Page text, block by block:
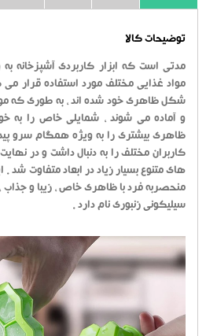
توضیحات کالا
مدتی است که ابزار کاربردی آشپزخانه
مواد غذایی مختلف مورد استفاده قرار
شکل ظاهری خود شده اند ، به طوری که
و آماده می شوند ، شمایلی خاص را به
ظاهری بیشتری را به ویژه همگام سرو
کاربران مختلف را به دنبال داشت و در
های متنوع بسیار زیاد در ابعاد متفاوت شد .
منحصربه فرد با ظاهری خاص ، زیبا و جذاب
سیلیکونی زنبوری نام دارد .